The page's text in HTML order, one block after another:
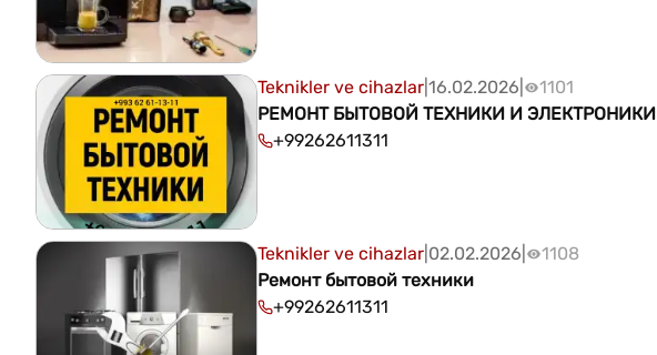
Teknikler ve cihazlar 16.02.2026
1101
РЕМОНТ БЫТОВОЙ ТЕХНИКИ И ЭЛЕКТРОНИКИ
+99262611311
Teknikler ve cihazlar 02.02.2026
1108
Ремонт бытовой техники
+99262611311